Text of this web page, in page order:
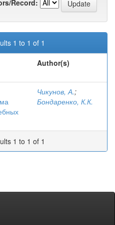
Record:
1 to 1 of 1
Author(s)
Чикунов, А.;
Бондаренко, К.К.
1 to 1 of 1